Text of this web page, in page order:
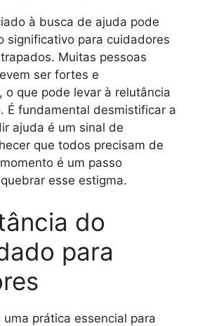
à busca de ajuda pode
significativo para cuidadores
Muitas pessoas
ser fortes e
o que pode levar à relutância
É fundamental desmistificar a
ajuda é um sinal de
que todos precisam de
é um passo
esse estigma.
do
para
prática essencial para